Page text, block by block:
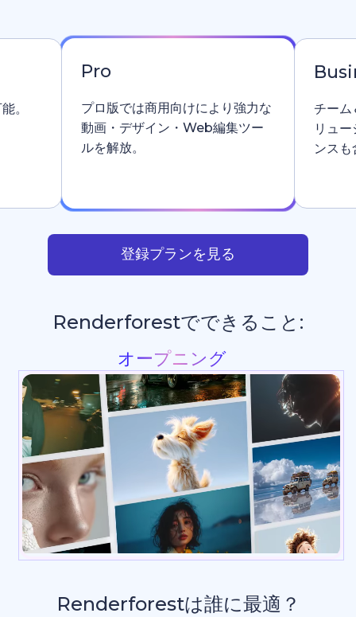
。
Pro
プロ版では商用向けにより強力な
動画・デザイン・Web編集ツー
ルを解放。
チーム
リュ
ンス
登録プランを見る
Renderforestでできること:
プレゼンテーション
Renderforestは誰に最適？